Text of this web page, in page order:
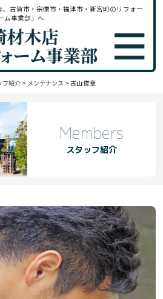
古賀市・宗像市・福津市・新宮町のリフォー
ム事業部」へ
フ紹介 > メンテナンス > 古山 俊章
Members
スタッフ紹介